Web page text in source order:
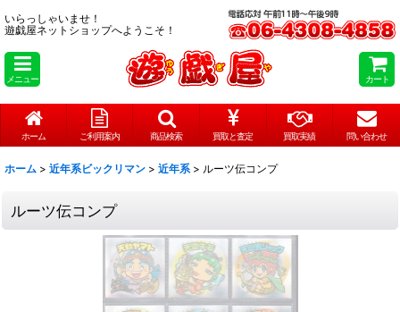
いらっしゃいませ！
遊戯屋ネットショップへようこそ！
メニュー カート
ホーム ご利用案内 商品検索 買取と査定 買取実績 問い合わせ
ホーム > 近年系ビックリマン > 近年系 > ルーツ伝コンプ
ルーツ伝コンプ